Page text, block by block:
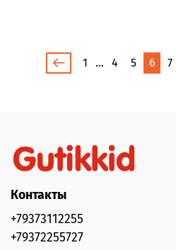
1 … 4 5 6 7
Контакты
+79373112255
+79372255727